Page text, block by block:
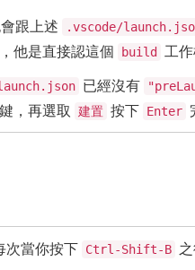
跟上述 .vscode/
他是直接認這個 build
工
已經沒有
鍵，再選取 建置 按下 Enter
當你按下 Ctrl-Shift-B